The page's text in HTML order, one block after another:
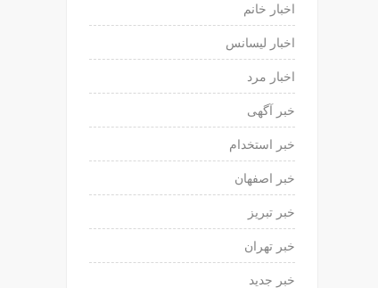
اخبار خانم
اخبار لیسانس
اخبار مرد
خبر آگهی
خبر استخدام
خبر اصفهان
خبر تبریز
خبر تهران
خبر جدید